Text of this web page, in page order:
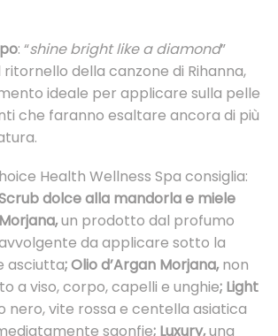
: “shine bright like a diamond”
della canzone di Rihanna,
ideale per applicare sulla pelle
che faranno esaltare ancora di più
hoice Health Wellness Spa consiglia:
dolce alla mandorla e miele
Morjana,un prodotto dal profumo
da applicare sotto la
asciutta; Olio d’Argan Morjana,non
a viso, corpo, capelli e unghie; Light
nero, vite rossa e centella asiatica
sgonfie; Luxury,una